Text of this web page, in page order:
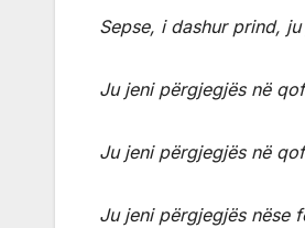
Sepse, i dashur prind,
Ju jeni përgjegjës në
Ju jeni përgjegjës në
Ju jeni përgjegjës nëse